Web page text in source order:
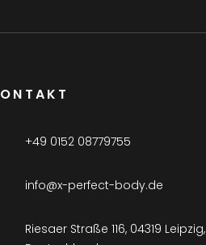
+49 0152 08779755
info@x-perfect-body.de
Riesaer Straße 116, 04319 Leipzig,